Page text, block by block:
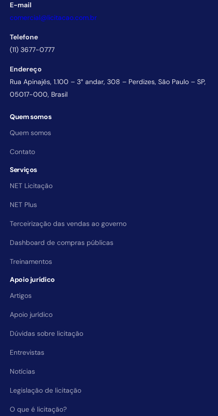
E-mail
comercial@licitacao.com.br
Telefone
(11) 3677-0777
Endereço
Rua Apinajés, 1.100 – 3° andar, 308 – Perdizes, São Paulo – SP,
05017-000, Brasil
Quem somos
Quem somos
Contato
Serviços
NET Licitação
NET Plus
Terceirização das vendas ao governo
Dashboard de compras públicas
Treinamentos
Apoio jurídico
Artigos
Apoio jurídico
Dúvidas sobre licitação
Entrevistas
Notícias
Legislação de licitação
O que é licitação?